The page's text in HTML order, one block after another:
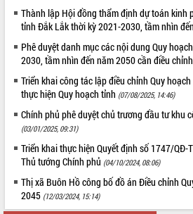
Thành lập Hội đồng thẩm định dự toán kinh
tỉnh Đắk Lắk thời kỳ 2021-2030, tầm nhìn
Phê duyệt danh mục các nội dung Quy
2030, tầm nhìn đến năm 2050 cần điều chỉnh
Triển khai công tác lập điều chỉnh Quy
thực hiện Quy hoạch tỉnh (07/08/2025, 14:46)
Chính phủ phê duyệt chủ trương đầu tư khu
(03/01/2025, 09:31)
Triển khai thực hiện Quyết định số 1747/
Thủ tướng Chính phủ (04/10/2024, 08:06)
Thị xã Buôn Hồ công bố đồ án Điều chỉnh
2045 (12/03/2024, 15:14)